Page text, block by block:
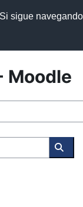
sigue
manuales
Moodle